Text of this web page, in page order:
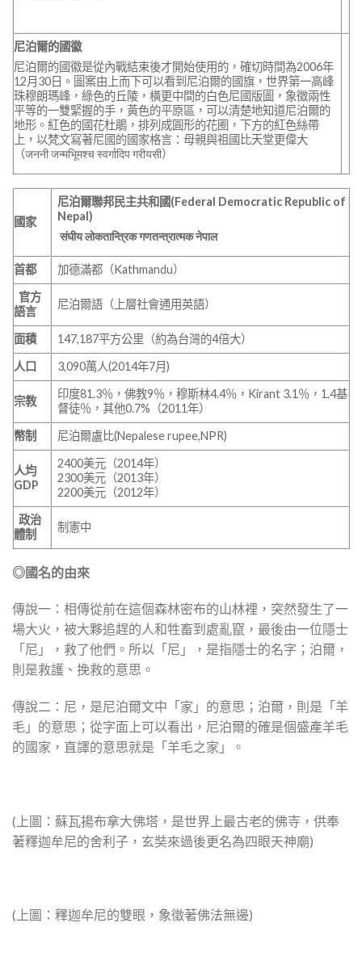
尼泊爾的國徽
尼泊爾的國徽是從內戰結束後才開始使用的，確切時間為2006年
12月30日。圖案由上而下可以看到尼泊爾的國旗，世界第一高峰
珠穆朗瑪峰，綠色的丘陵，橫更中間的白色尼國版圖，象徵兩性
平等的一雙緊握的手，黃色的平原區，可以清楚地知道尼泊爾的
地形。紅色的國花杜鵑，排列成圓形的花圈，下方的紅色絲帶
上，以梵文寫著尼國的國家格言：母親與祖國比天堂更偉大
（जननी जन्मभूिमश्च स्वर्गादिप गरीयसी）
國家
尼泊爾聯邦民主共和國(Federal Democratic Republic of
Nepal)
संघीय लोकतान्त्रिक गणतन्त्रात्मक नेपाल
首都
加德滿都（Kathmandu）
官方
語言
尼泊爾語（上層社會通用英語）
面積
147,187平方公里（約為台灣的4倍大）
人口
3,090萬人(2014年7月)
宗教
印度81.3％，佛教9％，穆斯林4.4％，Kirant 3.1％，1.4基
督徒％，其他0.7%（2011年）
幣制
尼泊爾盧比(Nepalese rupee,NPR)
人均
GDP
2400美元（2014年）
2300美元（2013年）
2200美元（2012年）
政治
體制
制憲中
◎國名的由來
傳說一：相傳從前在這個森林密布的山林裡，突然發生了一
場大火，被大夥追趕的人和牲畜到處亂竄，最後由一位隱士
「尼」，救了他們。所以「尼」，是指隱士的名字；泊爾，
則是救護、挽救的意思。
傳說二：尼，是尼泊爾文中「家」的意思；泊爾，則是「羊
毛」的意思；從字面上可以看出，尼泊爾的確是個盛產羊毛
的國家，直譯的意思就是「羊毛之家」。
(上圖：蘇瓦揚布拿大佛塔，是世界上最古老的佛寺，供奉
著釋迦牟尼的舍利子，玄奘來過後更名為四眼天神廟)
(上圖：釋迦牟尼的雙眼，象徵著佛法無邊)